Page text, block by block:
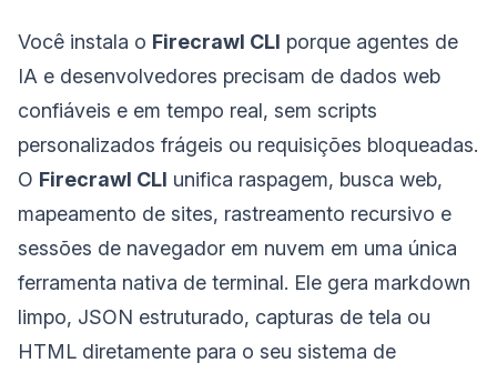
Você instala o Firecrawl CLI porque agentes de
IA e desenvolvedores precisam de dados web
confiáveis e em tempo real, sem scripts
personalizados frágeis ou requisições bloqueadas.
O Firecrawl CLI unifica raspagem, busca web,
mapeamento de sites, rastreamento recursivo e
sessões de navegador em nuvem em uma única
ferramenta nativa de terminal. Ele gera markdown
limpo, JSON estruturado, capturas de tela ou
HTML diretamente para o seu sistema de